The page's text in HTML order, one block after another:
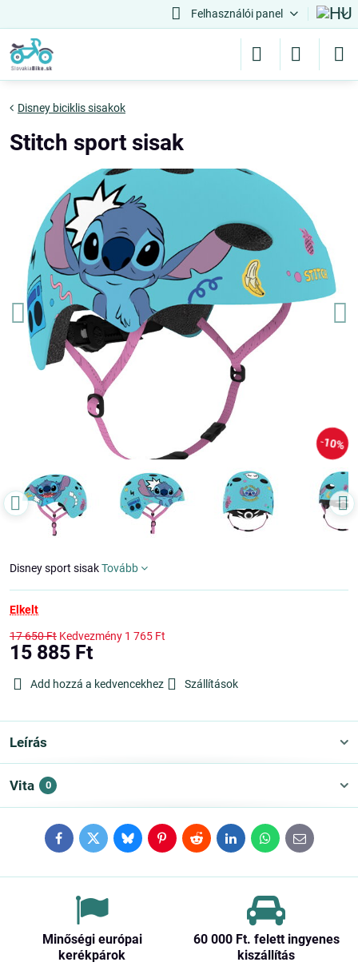
Felhasználói panel
10%
Disney biciklis sisakok
Stitch sport sisak
Disney sport sisakTovább
Elkelt
17 650 Ft Kedvezmény 1 765 Ft
15 885 Ft
Add hozzá a kedvencekhez Szállítások
Leírás
Vita 0
FacebookTwitterBlueskyPinterestRedditLinkedInWhatsApp
E-
mail
Minőségi európai
kerékpárok
60 000 Ft​. felett ingyenes
kiszállítás